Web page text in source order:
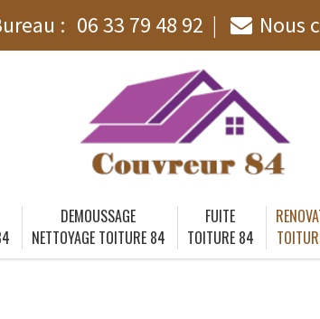
: 06 33 79 48 92 Nous
DEMOUSSAGE
NETTOYAGE TOITURE 84
FUITE
TOITURE 84